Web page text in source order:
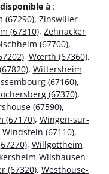
à :
(67290), Zinswiller
(67310), Zehnacker
(67700),
, Wœrth (67360),
, Wittersheim
(67160),
(67370),
(67590),
(67170), Wingen-sur-
Windstein (67110),
, Willgottheim
Wilshausen
(67320), Westhouse-